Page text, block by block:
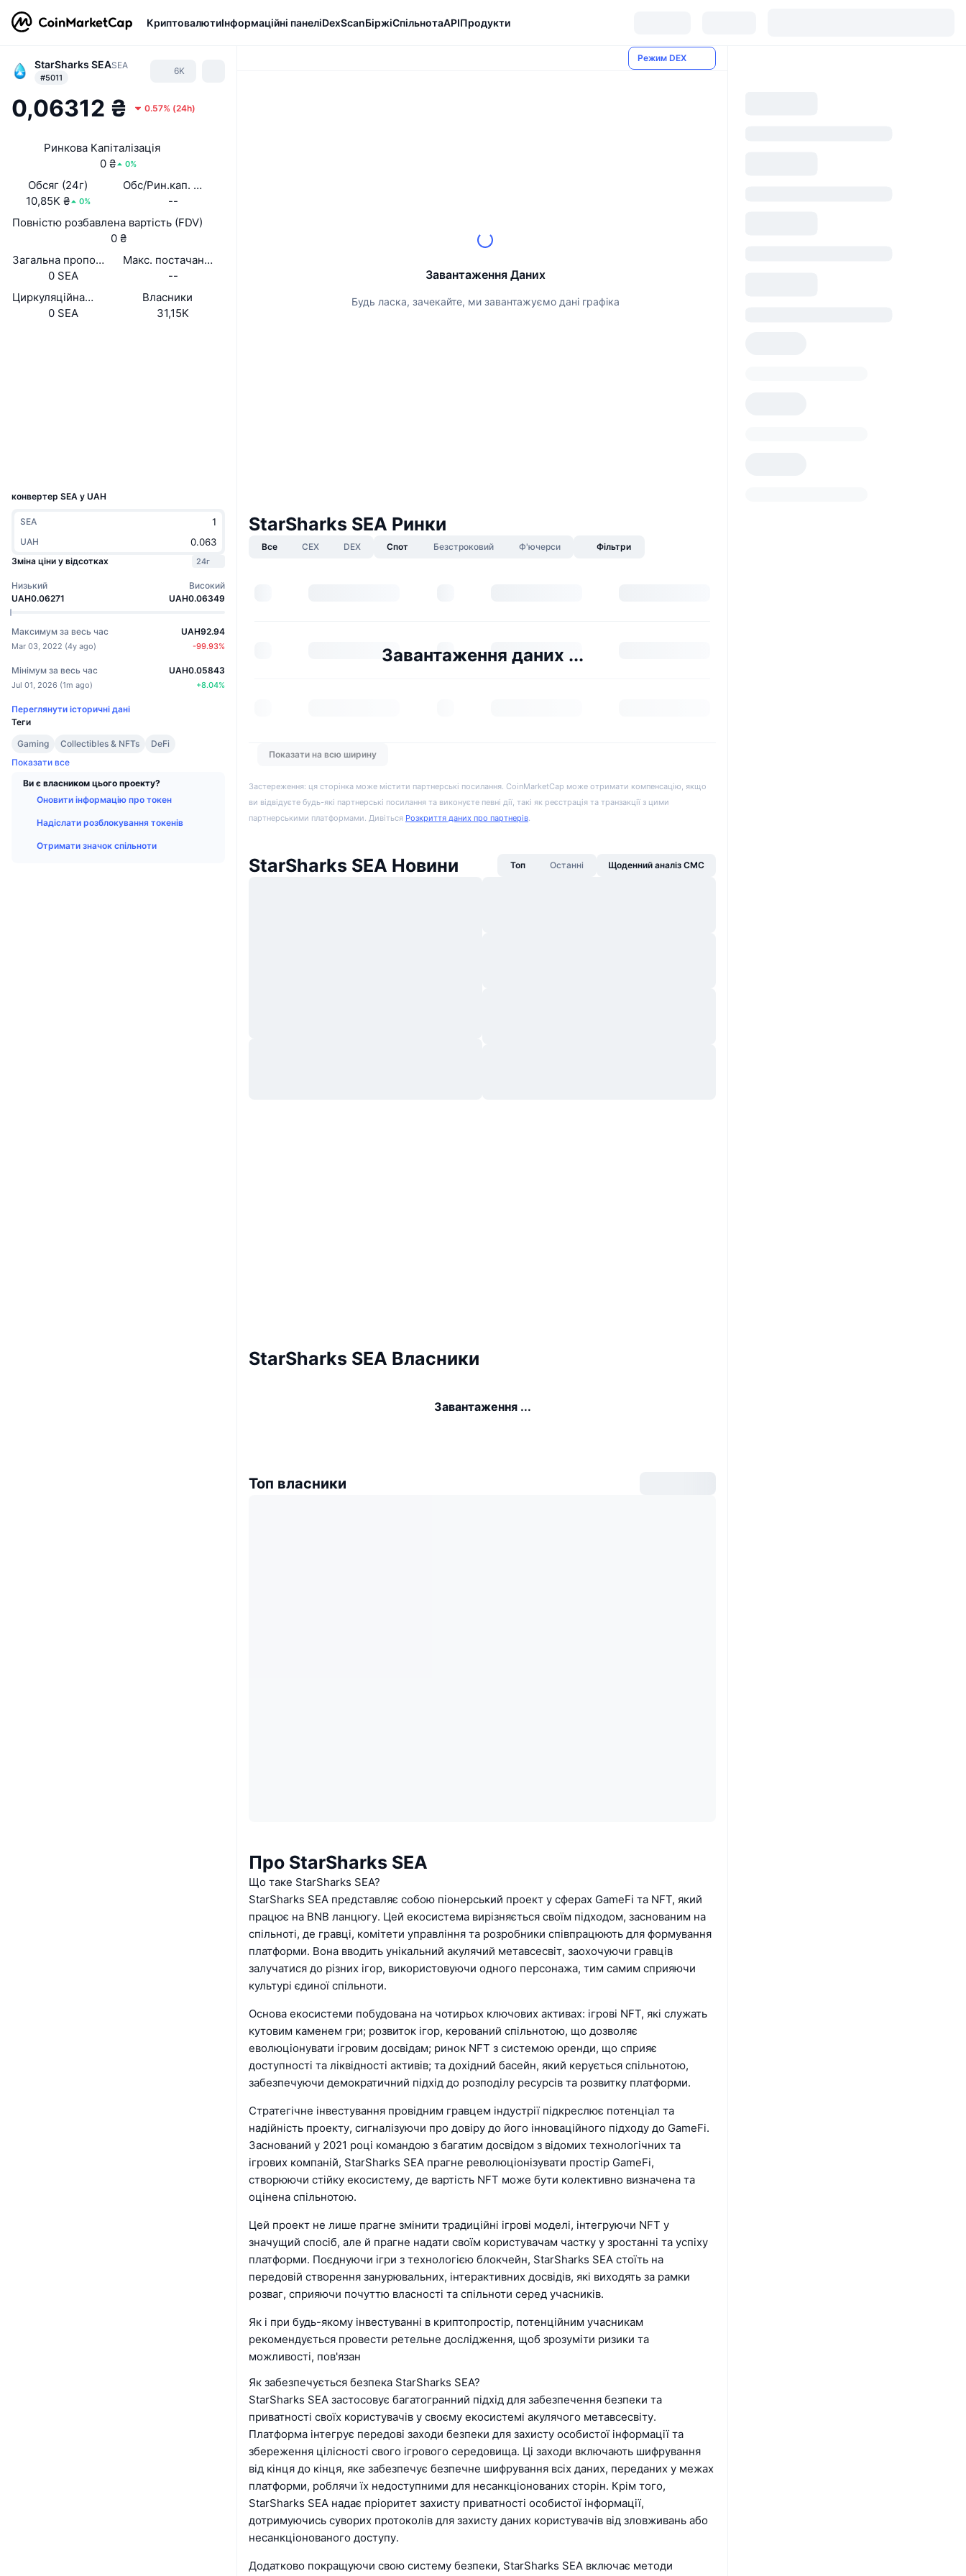
КриптовалютиІнформаційні панеліDexScanБіржіСпільнотаAPIПродукти
StarSharks SEASEA
#5011
6K
0,06312 ₴ 0.57% (24h)
Ринкова Капіталізація
0 ₴
0%
Обсяг (24г)
10,85K ₴
0%
Обс/Рин.кап. (24 год.)
--
Повністю розбавлена вартість (FDV)
0 ₴
Загальна пропозиція
0 SEA
Макс. постачання
--
Циркуляційна пропозиція
0 SEA
Власники
31,15K
конвертер SEA у UAH
SEA
UAH
Зміна ціни у відсотках
24г
Низький
UAH0.06271
Високий
UAH0.06349
Максимум за весь час
Mar 03, 2022 (4y ago)
UAH92.94
-99.93%
Мінімум за весь час
Jul 01, 2026 (1m ago)
UAH0.05843
+8.04%
Переглянути історичні дані
Теги
Gaming
Collectibles & NFTs
DeFi
Показати все
Ви є власником цього проекту?
Оновити інформацію про токен
Надіслати розблокування токенів
Отримати значок спільноти
Режим DEX
Завантаження Даних
Будь ласка, зачекайте, ми завантажуємо дані графіка
StarSharks SEA Ринки
Все CEX DEX Спот Безстроковий Ф'ючерси Фільтри
Завантаження даних ...
Показати на всю ширину
Застереження: ця сторінка може містити партнерські посилання. CoinMarketCap може отримати компенсацію, якщо
ви відвідуєте будь-які партнерські посилання та виконуєте певні дії, такі як реєстрація та транзакції з цими
партнерськими платформами. Дивіться Розкриття даних про партнерів.
StarSharks SEA Новини Топ Останні Щоденний аналіз CMC
StarSharks SEA Власники
Завантаження ...
Топ власники
Про StarSharks SEA
Що таке StarSharks SEA?
StarSharks SEA представляє собою піонерський проект у сферах GameFi та NFT, який
працює на BNB ланцюгу. Цей екосистема вирізняється своїм підходом, заснованим на
спільноті, де гравці, комітети управління та розробники співпрацюють для формування
платформи. Вона вводить унікальний акулячий метавсесвіт, заохочуючи гравців
залучатися до різних ігор, використовуючи одного персонажа, тим самим сприяючи
культурі єдиної спільноти.
Основа екосистеми побудована на чотирьох ключових активах: ігрові NFT, які служать
кутовим каменем гри; розвиток ігор, керований спільнотою, що дозволяє
еволюціонувати ігровим досвідам; ринок NFT з системою оренди, що сприяє
доступності та ліквідності активів; та дохідний басейн, який керується спільнотою,
забезпечуючи демократичний підхід до розподілу ресурсів та розвитку платформи.
Стратегічне інвестування провідним гравцем індустрії підкреслює потенціал та
надійність проекту, сигналізуючи про довіру до його інноваційного підходу до GameFi.
Заснований у 2021 році командою з багатим досвідом з відомих технологічних та
ігрових компаній, StarSharks SEA прагне революціонізувати простір GameFi,
створюючи стійку екосистему, де вартість NFT може бути колективно визначена та
оцінена спільнотою.
Цей проект не лише прагне змінити традиційні ігрові моделі, інтегруючи NFT у
значущий спосіб, але й прагне надати своїм користувачам частку у зростанні та успіху
платформи. Поєднуючи ігри з технологією блокчейн, StarSharks SEA стоїть на
передовій створення занурювальних, інтерактивних досвідів, які виходять за рамки
розваг, сприяючи почуттю власності та спільноти серед учасників.
Як і при будь-якому інвестуванні в криптопростір, потенційним учасникам
рекомендується провести ретельне дослідження, щоб зрозуміти ризики та
можливості, пов'язан
Як забезпечується безпека StarSharks SEA?
StarSharks SEA застосовує багатогранний підхід для забезпечення безпеки та
приватності своїх користувачів у своєму екосистемі акулячого метавсесвіту.
Платформа інтегрує передові заходи безпеки для захисту особистої інформації та
збереження цілісності свого ігрового середовища. Ці заходи включають шифрування
від кінця до кінця, яке забезпечує безпечне шифрування всіх даних, переданих у межах
платформи, роблячи їх недоступними для несанкціонованих сторін. Крім того,
StarSharks SEA надає пріоритет захисту приватності особистої інформації,
дотримуючись суворих протоколів для захисту даних користувачів від зловживань або
несанкціонованого доступу.
Додатково покращуючи свою систему безпеки, StarSharks SEA включає методи